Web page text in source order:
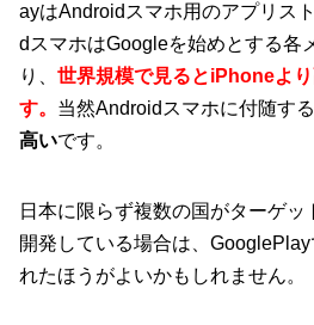
ayはAndroidスマホ用のアプリス
dスマホはGoogleを始めとする各
り、 世界規模で見るとiPhoneよ
す。 当然Androidスマホに付随する
高いです。
日本に限らず複数の国がターゲ
開発している場合は、
れたほうがよいかもしれません。